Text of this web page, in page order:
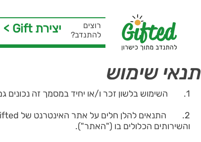
< Gift יצירת
רוצים
להתנדב?
תנאי שימוש
1. השימוש בלשון זכר ו/או יחיד במסמך זה נכונים גם ללשון נקבה ולשון רבים.
2. התנאים להלן חלים על אתר האינטרנט של gifted עמותה רשומה (ע"ר) , הנמצא ב-
והשירותים הכלולים בו ("האתר").